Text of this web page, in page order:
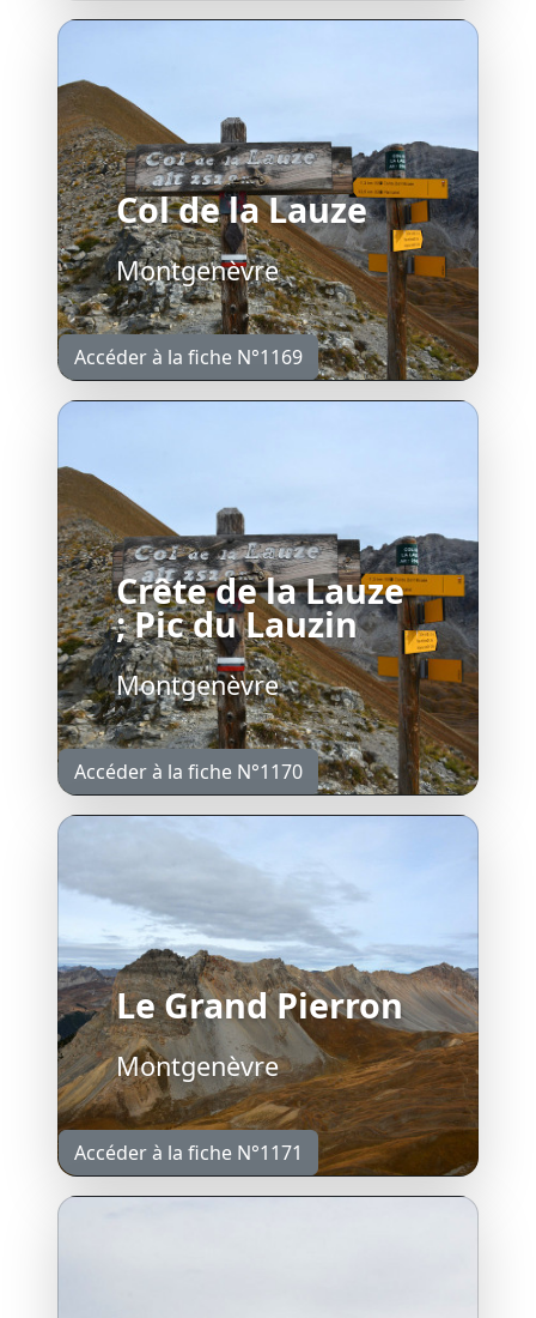
Col de la Lauze
Montgenèvre
Accéder à la fiche N°1169
Crête de la Lauze
; Pic du Lauzin
Montgenèvre
Accéder à la fiche N°1170
Le Grand Pierron
Montgenèvre
Accéder à la fiche N°1171